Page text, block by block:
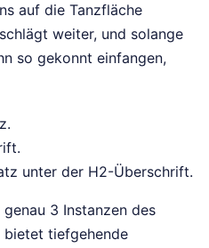
auf die Tanzfläche
weiter, und solange
so gekonnt einfangen,
unter der H2-Überschrift.
3 Instanzen des
bietet tiefgehende